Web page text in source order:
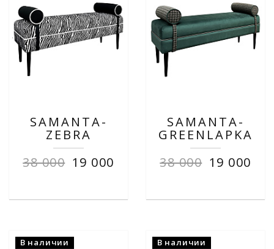
SAMANTA-
ZEBRA
38 000 19 000
SAMANTA-
GREENLAPKA
38 000 19 000
В наличии В наличии